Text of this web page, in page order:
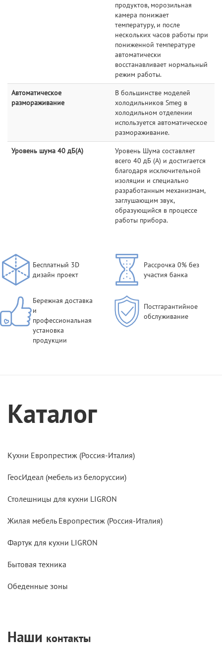
продуктов, морозильная
камера понижает
температуру, и после
нескольких часов работы при
пониженной температуре
автоматически
восстанавливает нормальный
режим работы.
Автоматическое
размораживание
В большинстве моделей
холодильников Smeg в
холодильном отделении
используется автоматическое
размораживание.
Уровень шума 40 дБ(А)
Уровень Шума составляет
всего 40 дБ (А) и достигается
благодаря исключительной
изоляции и специально
разработанным механизмам,
заглушающим звук,
образующийся в процессе
работы прибора.
Бесплатный 3D
дизайн проект
Рассрочка 0% без
участия банка
Бережная доставка
и
профессиональная
установка
продукции
Постгарантийное
обслуживание
Каталог
Кухни Европрестиж (Россия-Италия)
ГеосИдеал (мебель из белоруссии)
Столешницы для кухни LIGRON
Жилая мебель Европрестиж (Россия-Италия)
Фартук для кухни LIGRON
Бытовая техника
Обеденные зоны
Наши контакты